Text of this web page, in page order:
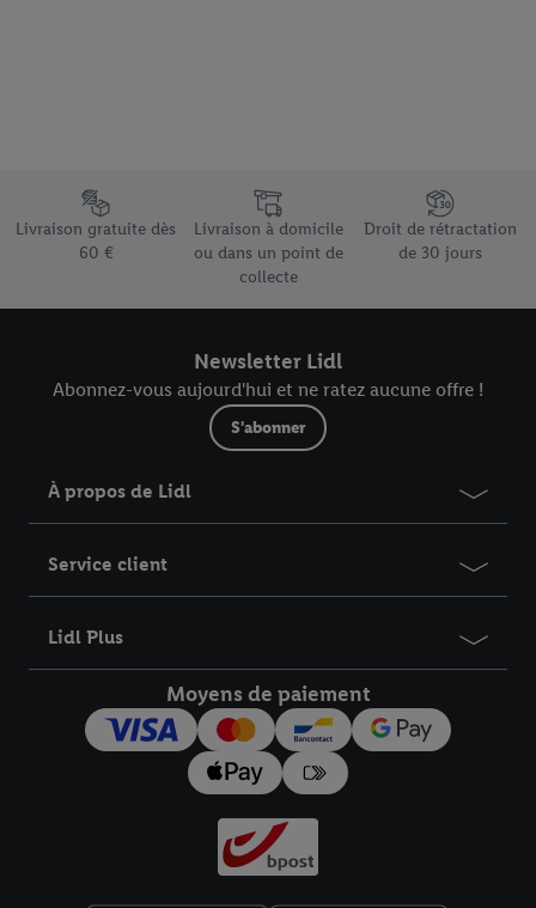
Élément du pied de page avec les différents arguments de
Livraison gratuite dès
60 €
Livraison à domicile
ou dans un point de
collecte
Droit de rétractation
de 30 jours
Newsletter Lidl
Abonnez-vous aujourd'hui et ne ratez aucune offre !
S'abonner
À propos de Lidl
Service client
Lidl Plus
Moyens de paiement